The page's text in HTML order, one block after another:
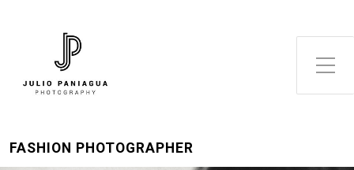
Alternar el menú lateral
FASHION PHOTOGRAPHER